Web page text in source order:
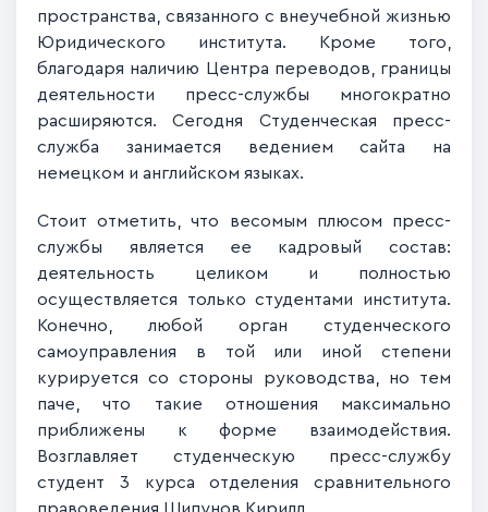
пространства, связанного с внеучебной жизнью
Юридического института. Кроме того,
благодаря наличию Центра переводов, границы
деятельности пресс-службы многократно
расширяются. Сегодня Студенческая пресс-
служба занимается ведением сайта на
немецком и английском языках.
Стоит отметить, что весомым плюсом пресс-
службы является ее кадровый состав:
деятельность целиком и полностью
осуществляется только студентами института.
Конечно, любой орган студенческого
самоуправления в той или иной степени
курируется со стороны руководства, но тем
паче, что такие отношения максимально
приближены к форме взаимодействия.
Возглавляет студенческую пресс-службу
студент 3 курса отделения сравнительного
правоведения Шипунов Кирилл.